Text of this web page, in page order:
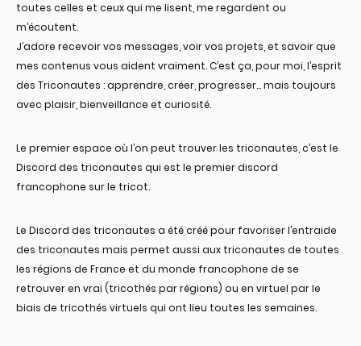
toutes celles et ceux qui me lisent, me regardent ou
m’écoutent.
J’adore recevoir vos messages, voir vos projets, et savoir que
mes contenus vous aident vraiment. C’est ça, pour moi, l’esprit
des Triconautes : apprendre, créer, progresser… mais toujours
avec plaisir, bienveillance et curiosité.
Le premier espace où l’on peut trouver les triconautes, c’est le
Discord des triconautes qui est le premier discord
francophone sur le tricot.
Le Discord des triconautes a été créé pour favoriser l’entraide
des triconautes mais permet aussi aux triconautes de toutes
les régions de France et du monde francophone de se
retrouver en vrai (tricothés par régions) ou en virtuel par le
biais de tricothés virtuels qui ont lieu toutes les semaines.